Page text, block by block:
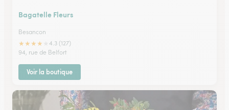
Bagatelle Fleurs
Besancon
★★★★
4.3 (127)
94, rue de Belfort
Voir la boutique